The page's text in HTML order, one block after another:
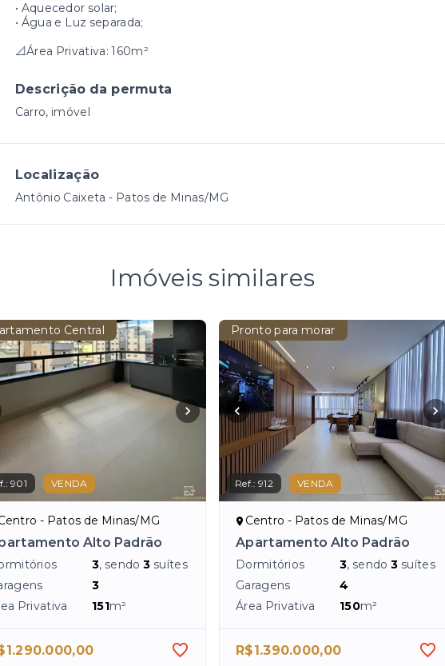
• Aquecedor solar;
• Água e Luz separada;
📐Área Privativa: 160m²
Descrição da permuta
Carro, imóvel
Localização
Antônio Caixeta - Patos de Minas/MG
Imóveis similares
Central
901 VENDA
- Patos de Minas/MG
Alto Padrão
3, sendo3 suítes
3
Privativa
151m²
Pronto para morar
Ref.:912 VENDA
Centro - Patos de Minas/MG
Apartamento Alto Padrão
Dormitórios 3, sendo3 suítes
Garagens
4
Área Privativa
150m²
R$1.390.000,00